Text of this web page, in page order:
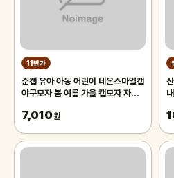
11번가
준캡 유아 아동 어린이 네온스마일캡
야구모자 봄 여름 가을 캡모자 자외
7,010원